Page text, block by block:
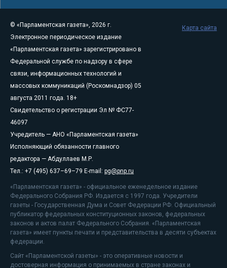
© «Парламентская газета», 2026 г.
Электронное периодическое издание
«Парламентская газета» зарегистрировано в
Федеральной службе по надзору в сфере
связи, информационных технологий и
массовых коммуникаций (Роскомнадзор) 05
августа 2011 года. 18+
Свидетельство о регистрации Эл № ФС77-
46097
Учредитель — АНО «Парламентская газета»
Исполняющий обязанности главного
редактора — Абдуллаев М.Р.
Тел.: +7 (495) 637–69–79 E-mail: pg@pnp.ru
«Парламентская газета» - официальное еженедельное издание
Федерального Собрания РФ. Издается с 1997 года. Учредители
газеты - Государственная Дума и Совет Федерации РФ. Официальный
публикатор федеральных конституционных законов, федеральных
законов и актов палат Федерального Собрания. «Парламентская
газета» имеет пункты печати и представительства в десяти субъектах
федерации.
Сайт «Парламентской газеты» - это оперативные новости и
достоверная информация о принимаемых в стране законах и
Карта сайта